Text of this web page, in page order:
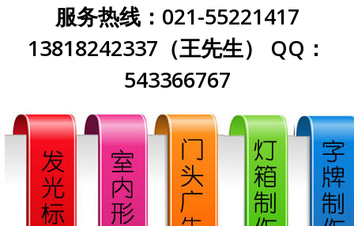
服务热线：021-55221417
13818242337（王先生） QQ：
543366767